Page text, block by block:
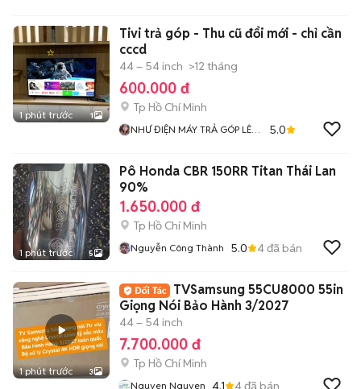
1 phút trước 1
Tivi trả góp - Thu cũ đổi mới - chỉ cần
cccd
44 – 54 inch >12 tháng
600.000 đ
Tp Hồ Chí Minh
NHƯ ĐIỆN MÁY TRẢ GÓP LÊ
5.0
1 phút trước 5
Pô Honda CBR 150RR Titan Thái Lan
90%
1.650.000 đ
Tp Hồ Chí Minh
Nguyễn Công Thành 5.0 4đã bán
1 phút trước 3
TVSamsung 55CU8000 55in
Giọng Nói Bảo Hành 3/2027
44 – 54 inch
7.700.000 đ
Tp Hồ Chí Minh
Nguyen Nguyen 4.1 4đã bán